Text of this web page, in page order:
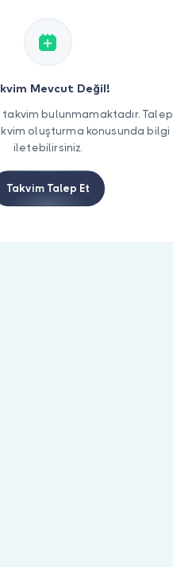
Mevcut Değil!
bulunmamaktadır. Talep
oluşturma konusunda bilgi
iletebilirsiniz.
Takvim Talep Et